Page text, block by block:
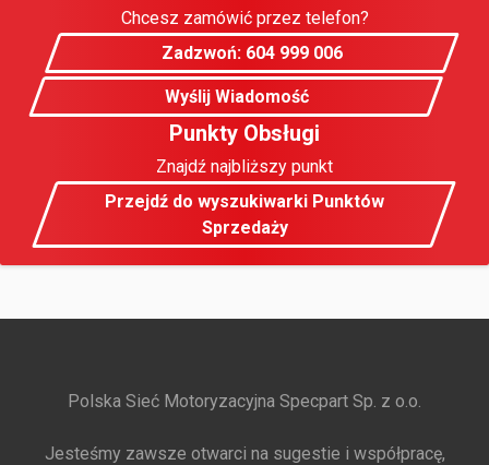
Chcesz zamówić przez telefon?
Zadzwoń: 604 999 006
Wyślij Wiadomość
Punkty Obsługi
Znajdź najbliższy punkt
Przejdź do wyszukiwarki Punktów
Sprzedaży
Polska Sieć Motoryzacyjna Specpart Sp. z o.o.
Jesteśmy zawsze otwarci na sugestie i współpracę,